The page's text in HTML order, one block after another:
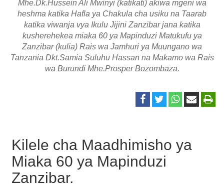
Mhe.Dk.Hussein Ali Mwinyi (katikati) akiwa mgeni wa
heshma katika Hafla ya Chakula cha usiku na Taarab
katika viwanja vya Ikulu Jijini Zanzibar jana katika
kusherehekea miaka 60 ya Mapinduzi Matukufu ya
Zanzibar (kulia) Rais wa Jamhuri ya Muungano wa
Tanzania Dkt.Samia Suluhu Hassan na Makamo wa Rais
wa Burundi Mhe.Prosper Bozombaza.
Kilele cha Maadhimisho ya
Miaka 60 ya Mapinduzi
Zanzibar.